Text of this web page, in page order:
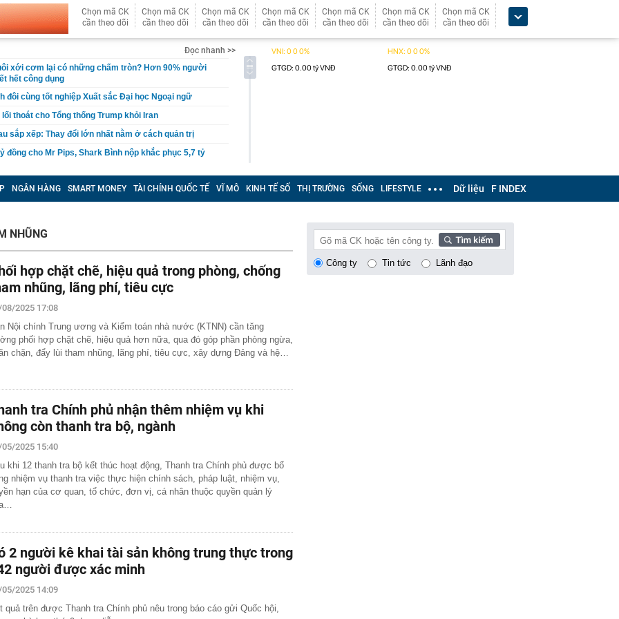
Chọn mã CK
cần theo dõi
Chọn mã CK
cần theo dõi
Chọn mã CK
cần theo dõi
Chọn mã CK
cần theo dõi
Chọn mã CK
cần theo dõi
Chọn mã CK
cần theo dõi
Chọn mã CK
cần theo dõi
Đọc nhanh >>
xới cơm lại có những chấm tròn? Hơn 90% người
hết công dụng
đôi cùng tốt nghiệp Xuất sắc Đại học Ngoại ngữ
thoát cho Tổng thống Trump khỏi Iran
sắp xếp: Thay đổi lớn nhất nằm ở cách quản trị
đồng cho Mr Pips, Shark Bình nộp khắc phục 5,7 tỷ
kỷ lục của Lê Công Vinh
nghiệm được GACC chấp nhận phục vụ xuất khẩu
Trình duyệt mới dành riêng cho AI từ Cloudflare
của Huấn Hoa Hồng không hoạt động tại địa chỉ
thác cát trái phép thu lợi hàng tỷ đồng
bánh khách trả tiền mua lẻ nhưng người bán cương
do nằm ngay trong cái tên
tâm đóng điện 14 dự án khu vực phía nam trong 5
nhà, cặp vợ chồng bất ngờ đào trúng kho báu
hơn 300 năm, được đấu giá gần 27 tỷ đồng
Tây sông nước", cô nàng Á Khôi khiến tất cả mê mẩn
trẻo
vỡ hộp giấy, khách sạn đòi đền 3,3 triệu đồng
dưỡng sang trọng nơi tổ chức hôn lễ của Ronaldo -
40 triệu đồng/đêm, có quản gia riêng và hồ bơi vô
thái không ngờ với nền kinh tế 23.000 tỷ USD, phá vỡ
năm
sát tiến độ giải ngân vốn đầu tư công
NGÂN HÀNG SMART MONEY TÀI CHÍNH QUỐC TẾ VĨ MÔ KINH TẾ SỐ THỊ TRƯỜNG SỐNG LIFESTYLE Dữ liệu F INDEX
NHŨNG
hợp chặt chẽ, hiệu quả trong phòng, chống
nhũng, lãng phí, tiêu cực
2025 17:08
Nội chính Trung ương và Kiểm toán nhà nước (KTNN) cần tăng
phối hợp chặt chẽ, hiệu quả hơn nữa, qua đó góp phần phòng ngừa,
chặn, đẩy lùi tham nhũng, lãng phí, tiêu cực, xây dựng Đảng và hệ…
tra Chính phủ nhận thêm nhiệm vụ khi
còn thanh tra bộ, ngành
2025 15:40
khi 12 thanh tra bộ kết thúc hoạt động, Thanh tra Chính phủ được bổ
nhiệm vụ thanh tra việc thực hiện chính sách, pháp luật, nhiệm vụ,
hạn của cơ quan, tổ chức, đơn vị, cá nhân thuộc quyền quản lý
2 người kê khai tài sản không trung thực trong
người được xác minh
2025 14:09
quả trên được Thanh tra Chính phủ nêu trong báo cáo gửi Quốc hội,
Công ty Tin tức Lãnh đạo